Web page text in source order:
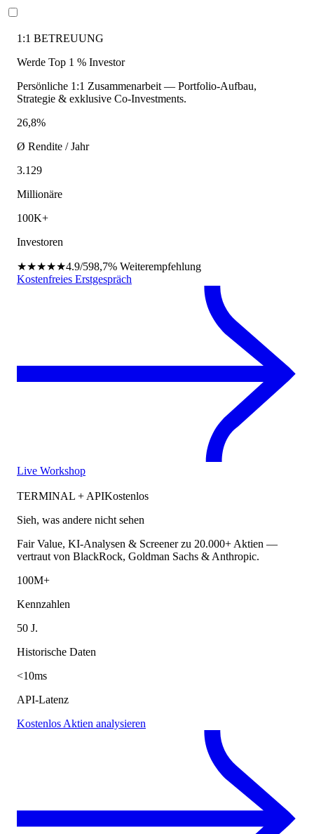
1:1 BETREUUNG
Werde Top 1 % Investor
Persönliche 1:1 Zusammenarbeit — Portfolio-Aufbau,
Strategie & exklusive Co-Investments.
26,8%
Ø Rendite / Jahr
3.129
Millionäre
100K+
Investoren
★★★★★4.9/598,7% Weiterempfehlung
Kostenfreies Erstgespräch
Live Workshop
TERMINAL + APIKostenlos
Sieh, was andere nicht sehen
Fair Value, KI-Analysen & Screener zu 20.000+ Aktien —
vertraut von BlackRock, Goldman Sachs & Anthropic.
100M+
Kennzahlen
50 J.
Historische Daten
<10ms
API-Latenz
Kostenlos Aktien analysieren